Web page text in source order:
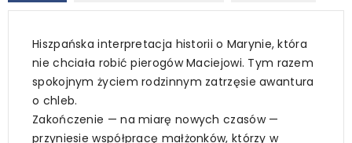
Hiszpańska interpretacja historii o Marynie, która
nie chciała robić pierogów Maciejowi. Tym razem
spokojnym życiem rodzinnym zatrzęsie awantura
o chleb.
Zakończenie — na miarę nowych czasów —
przyniesie współpracę małżonków, którzy w